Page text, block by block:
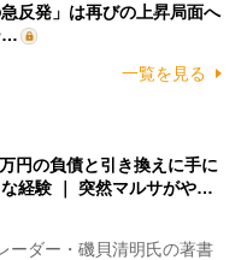
反発」は再びの上昇局面へ
…
一覧を見る
円の負債と引き換えに手に
経験 ｜ 突然マルサがや…
ダー・磯貝清明氏の著書